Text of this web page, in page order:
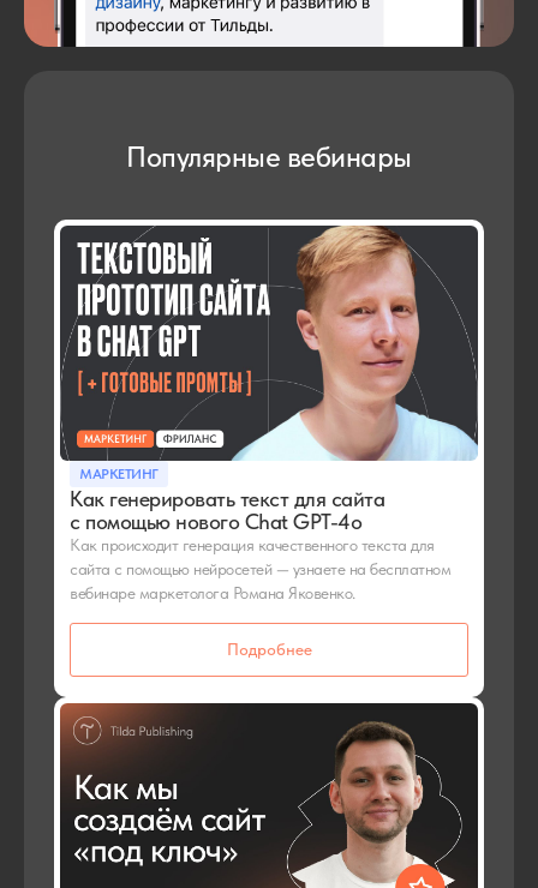
Популярные вебинары
МАРКЕТИНГ
Как генерировать текст для сайта
с помощью нового Chat GPT-4o
Как происходит генерация качественного текста для
сайта с помощью нейросетей — узнаете на бесплатном
вебинаре маркетолога Романа Яковенко.
Подробнее